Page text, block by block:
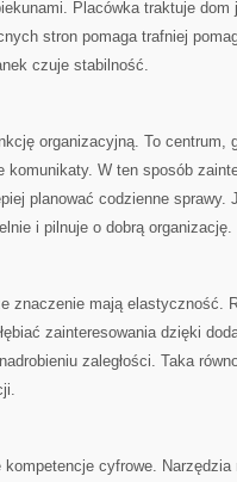
Placówka traktuje
stron pomaga trafniej
czuje stabilność.
organizacyjną. To centrum,
W ten sposób
planować codzienne sprawy.
i pilnuje o dobrą organizację.
znaczenie mają elastyczność.
zainteresowania dzięki
zaległości. Taka
cyfrowe.